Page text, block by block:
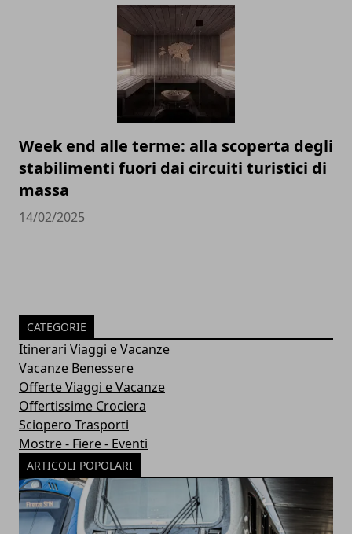
Week end alle terme: alla scoperta degli
stabilimenti fuori dai circuiti turistici di
massa
14/02/2025
CATEGORIE
Itinerari Viaggi e Vacanze
Vacanze Benessere
Offerte Viaggi e Vacanze
Offertissime Crociera
Sciopero Trasporti
Mostre - Fiere - Eventi
ARTICOLI POPOLARI